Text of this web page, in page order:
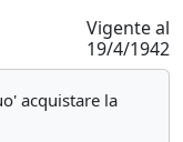
Vigente al
19/4/1942
acquistare la